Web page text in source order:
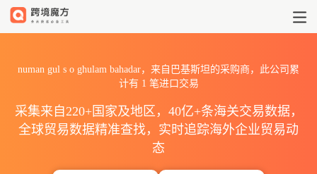
numan gul s o ghulam bahadar，来自巴基斯坦的采购商，此公司累
计有 1 笔进口交易
采集来自220+国家及地区，40亿+条海关交易数据，
全球贸易数据精准查找，实时追踪海外企业贸易动
态